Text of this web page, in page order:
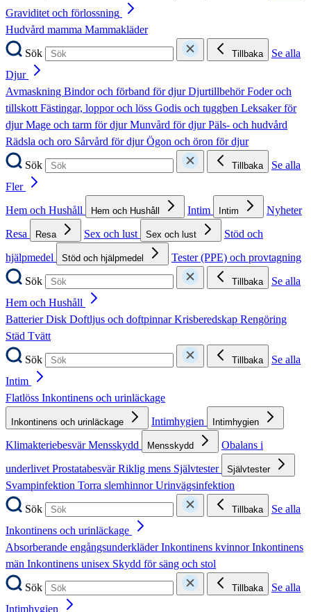
Graviditet och förlossning
Hudvård mamma Mammakläder
Sök
Tillbaka
Se alla
Djur
Avmaskning Bindor och förband för djurDjurtillbehörFoder och
tillskottFästingar, loppor och löss Godis och tuggben Leksaker för
djurMage och tarm för djurMunvård för djurPäls- och hudvård
Rädsla och oro Sårvård för djurÖgon och öron för djur
Sök
Tillbaka
Se alla
Fler
Hem och Hushåll
Hem och Hushåll Intim Intim
Nyheter
Resa
Resa Sex och lust Sex och lust
Stöd och
hjälpmedel
Stöd och hjälpmedel
Tester (PPE) och provtagning
Sök
Tillbaka
Se alla
Hem och Hushåll
BatterierDisk Doftljus och doftpinnarKrisberedskap Rengöring
Städ Tvätt
Sök
Tillbaka
Se alla
Intim
Flatlöss Inkontinens och urinläckage
Inkontinens och urinläckage Intimhygien Intimhygien
KlimakteriebesvärMensskydd Mensskydd
Obalans i
underlivetProstatabesvärRiklig mens Självtester Självtester
Svampinfektion Torra slemhinnorUrinvägsinfektion
Sök
Tillbaka
Se alla
Inkontinens och urinläckage
Absorberande engångsunderkläderInkontinens kvinnorInkontinens
män Inkontinens unisex Skydd för säng och stol
Sök
Tillbaka
Se alla
Intimhygien